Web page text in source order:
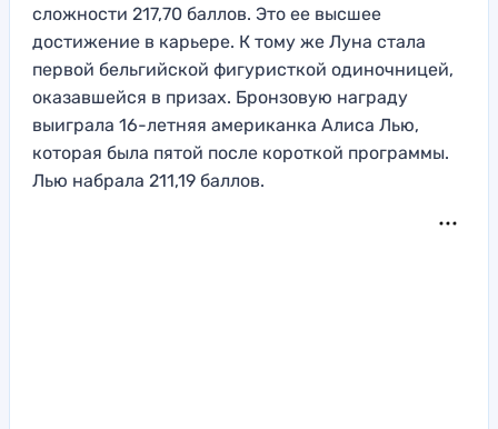
сложности 217,70 баллов. Это ее высшее
достижение в карьере. К тому же Луна стала
первой бельгийской фигуристкой одиночницей,
оказавшейся в призах. Бронзовую награду
выиграла 16-летняя американка Алиса Лью,
которая была пятой после короткой программы.
Лью набрала 211,19 баллов.